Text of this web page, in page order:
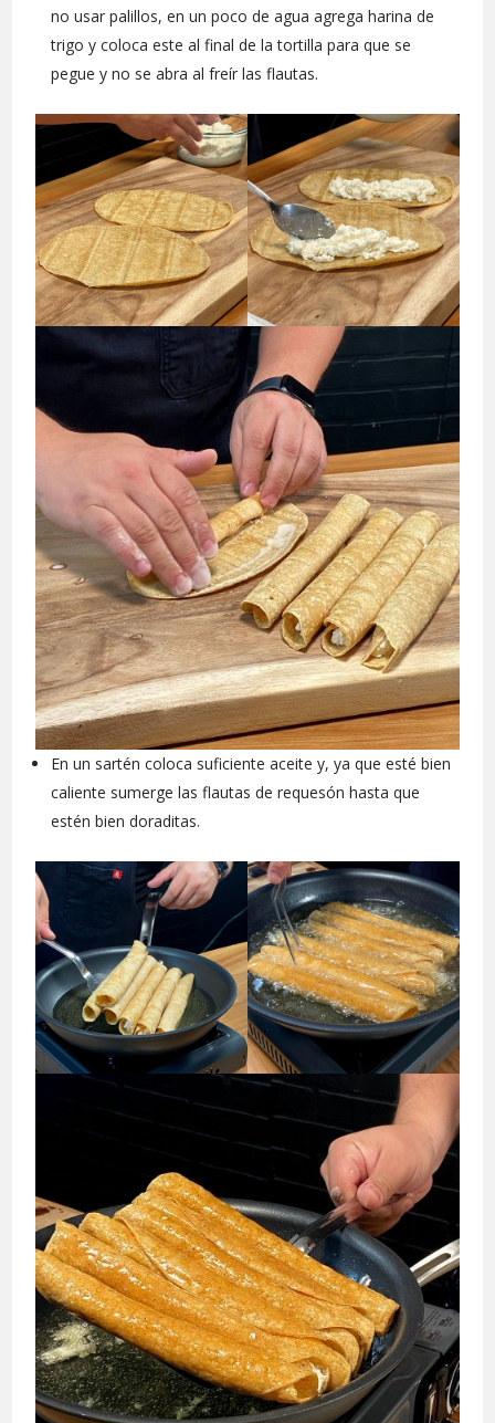
no usar palillos, en un poco de agua agrega harina de
trigo y coloca este al final de la tortilla para que se
pegue y no se abra al freír las flautas.
En un sartén coloca suficiente aceite y, ya que esté bien
caliente sumerge las flautas de requesón hasta que
estén bien doraditas.